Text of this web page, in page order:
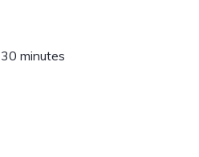
30 minutes